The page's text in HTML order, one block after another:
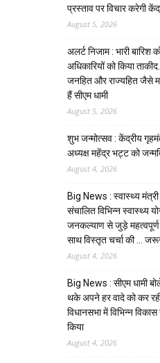
प्रस्ताव पर विचार करेगी
August 5, 2026
अलर्ट निजाम : भारी
अधिकारियों को किया
जनहित और राज्यहित जैसे
हैं सीएम धामी
August 5, 2026
शुभ जन्मोत्सव : केंद्रीय
अध्यक्ष महेंद्र भट्ट को
August 4, 2026
Big News : स्वास्थ्य
संचालित विभिन्न स्वास्थ्य
जनकल्याण से जुड़े
साथ विस्तृत चर्चा की …
August 4, 2026
Big News : सीएम धामी
थके अपने हर वादे को कर
विधानसभा में विभिन्न
किया
August 4, 2026